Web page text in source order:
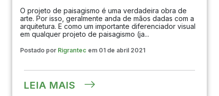
O projeto de paisagismo é uma verdadeira obra de
arte. Por isso, geralmente anda de mãos dadas com a
arquitetura. E como um importante diferenciador visual
em qualquer projeto de paisagismo (ja...
Postado por Rigrantec em 01 de abril 2021
LEIA MAIS